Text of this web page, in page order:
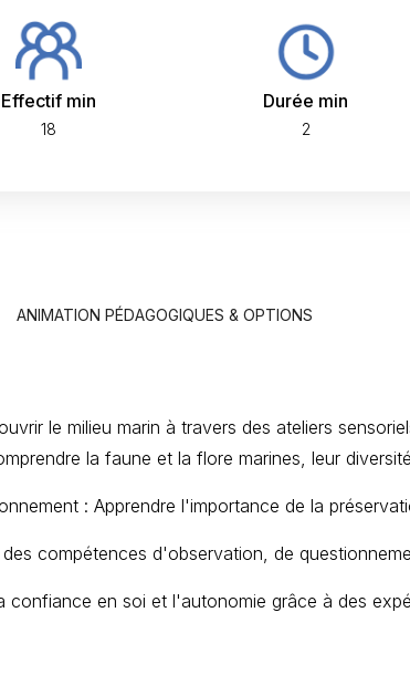
Effectif min
18
Durée min
2
ANIMATION PÉDAGOGIQUES & OPTIONS
le milieu marin à travers des ateliers
la faune et la flore marines, leur
: Apprendre l'importance de la
compétences d'observation, de
confiance en soi et l'autonomie grâce à des